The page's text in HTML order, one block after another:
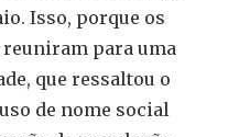
Isso, porque os
para uma
que ressaltou o
de nome social